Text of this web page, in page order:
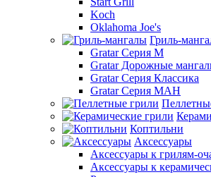
Koch
Oklahoma Joe's
Гриль-
Gratar Серия M
Gratar Дорожные
Gratar Серия Классика
Gratar Серия МАН
Коптильни
Аксессуары
Аксессуары к грилям-
Аксессуары к